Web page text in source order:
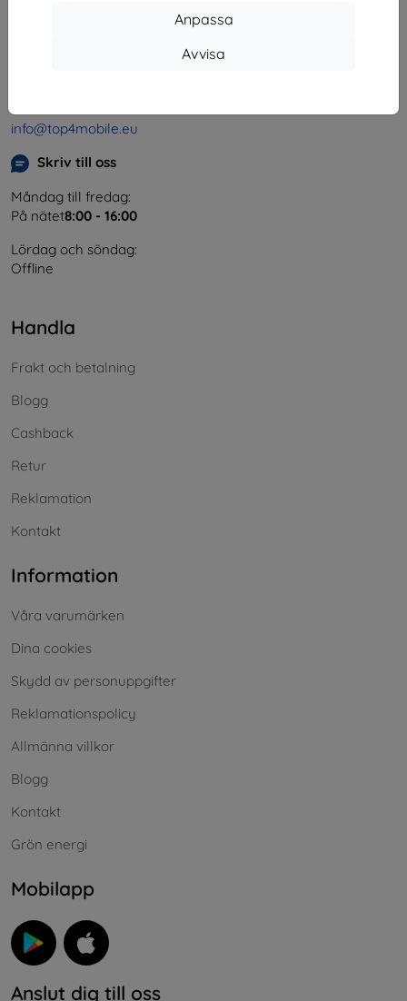
Anpassa
Avvisa
46701494
Momsregistreringsnummer:SK2023549671
info@top4mobile.eu
Skriv till oss
Måndag till fredag:
På nätet8:00 - 16:00
Lördag och söndag:
Offline
Handla
Frakt och betalning
Blogg
Cashback
Retur
Reklamation
Kontakt
Information
Våra varumärken
Dina cookies
Skydd av personuppgifter
Reklamationspolicy
Allmänna villkor
Blogg
Kontakt
Grön energi
Mobilapp
Anslut dig till oss